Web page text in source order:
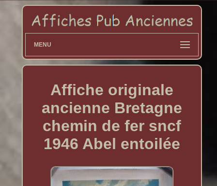
MENU
Affiche originale
ancienne Bretagne
chemin de fer sncf
1946 Abel entoilée